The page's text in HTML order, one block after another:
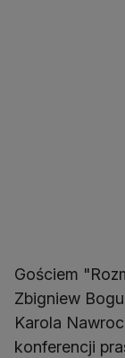
Gościem
Zbigniew
Karola
konferencji